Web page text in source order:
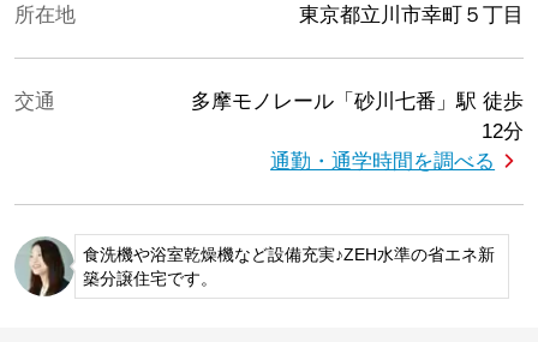
所在地 東京都立川市幸町５丁目
交通 多摩モノレール「砂川七番」駅 徒歩
12分
通勤・通学時間を調べる
食洗機や浴室乾燥機など設備充実♪ZEH水準の省エネ新
築分譲住宅です。